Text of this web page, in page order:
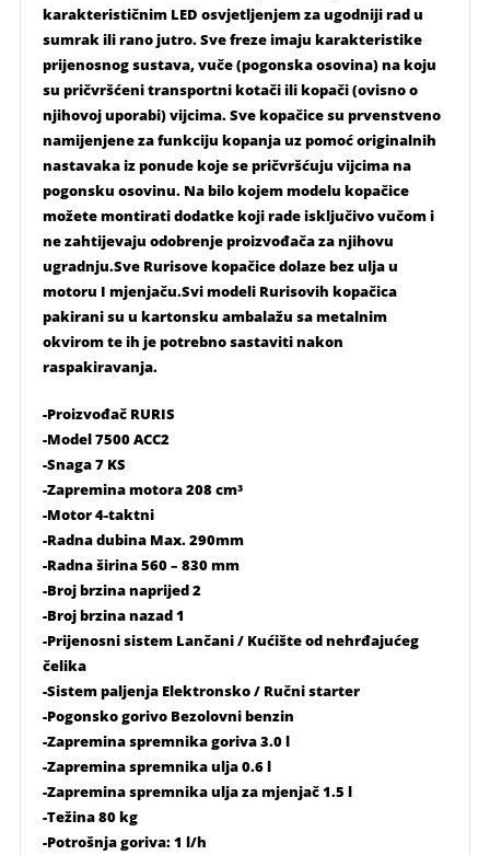
karakterističnim LED osvjetljenjem za ugodniji rad u
sumrak ili rano jutro. Sve freze imaju karakteristike
prijenosnog sustava, vuče (pogonska osovina) na koju
su pričvršćeni transportni kotači ili kopači (ovisno o
njihovoj uporabi) vijcima. Sve kopačice su prvenstveno
namijenjene za funkciju kopanja uz pomoć originalnih
nastavaka iz ponude koje se pričvršćuju vijcima na
pogonsku osovinu. Na bilo kojem modelu kopačice
možete montirati dodatke koji rade isključivo vučom i
ne zahtijevaju odobrenje proizvođača za njihovu
ugradnju.Sve Rurisove kopačice dolaze bez ulja u
motoru I mjenjaču.Svi modeli Rurisovih kopačica
pakirani su u kartonsku ambalažu sa metalnim
okvirom te ih je potrebno sastaviti nakon
raspakiravanja.
-Proizvođač RURIS
-Model 7500 ACC2
-Snaga 7 KS
-Zapremina motora 208 cm³
-Motor 4-taktni
-Radna dubina Max. 290mm
-Radna širina 560 – 830 mm
-Broj brzina naprijed 2
-Broj brzina nazad 1
-Prijenosni sistem Lančani / Kućište od nehrđajućeg
čelika
-Sistem paljenja Elektronsko / Ručni starter
-Pogonsko gorivo Bezolovni benzin
-Zapremina spremnika goriva 3.0 l
-Zapremina spremnika ulja 0.6 l
-Zapremina spremnika ulja za mjenjač 1.5 l
-Težina 80 kg
-Potrošnja goriva: 1 l/h